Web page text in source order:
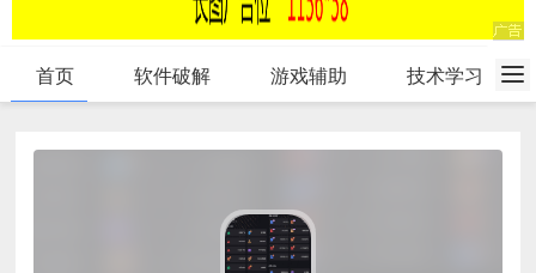
首页 软件破解 游戏辅助 技术学习